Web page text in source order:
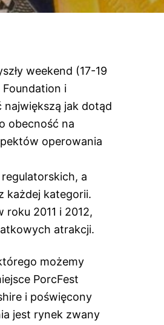
weekend (17-19
i
największą jak dotąd
obecność na
operowania
a
każdej kategorii.
2011 i 2012,
atrakcji.
możemy
PorcFest
i poświęcony
jest rynek zwany